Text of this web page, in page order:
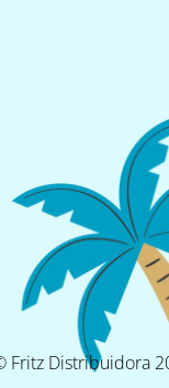
Fritz Distribuidora